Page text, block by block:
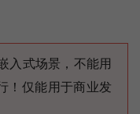
入式场景，不能用
！仅能用于商业发